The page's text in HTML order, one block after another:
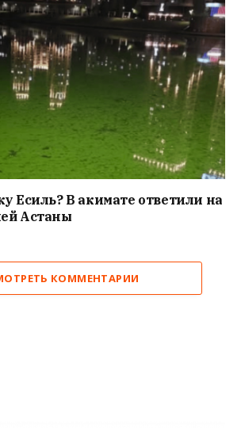
Есиль? В акимате ответили на
Астаны
КОММЕНТАРИИ